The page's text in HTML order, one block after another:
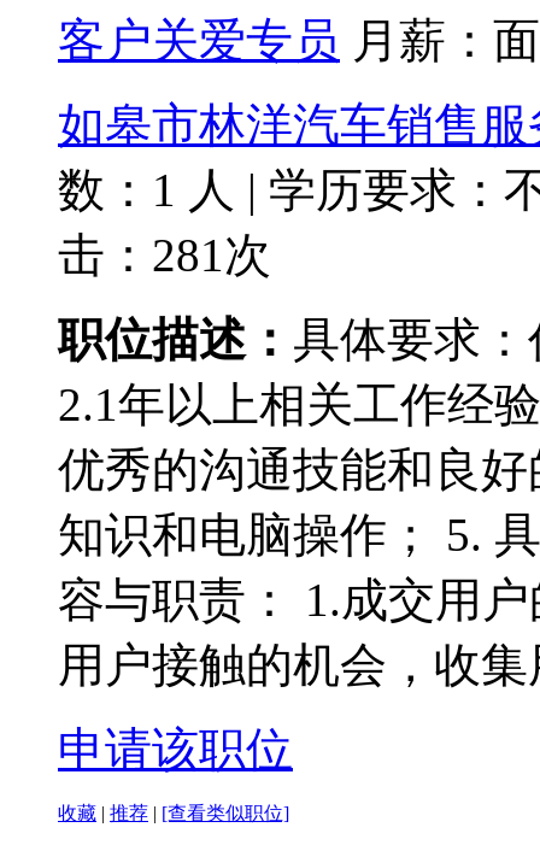
客户关爱专员 月薪：
如皋市林洋汽车销售
数：1 人 | 学历要求：
击：281次
职位描述： 具体要求
2.1年以上相关工作经
优秀的沟通技能和良
知识和电脑操作； 5.
容与职责： 1.成交用
用户接触的机会，收集
申请该职位
收藏 | 推荐 | [查看类似职位]